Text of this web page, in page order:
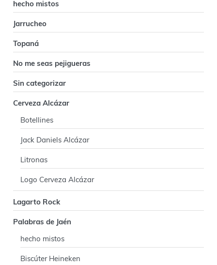
hecho mistos
Jarrucheo
Topaná
No me seas pejigueras
Sin categorizar
Cerveza Alcázar
Botellines
Jack Daniels Alcázar
Litronas
Logo Cerveza Alcázar
Lagarto Rock
Palabras de Jaén
hecho mistos
Biscúter Heineken